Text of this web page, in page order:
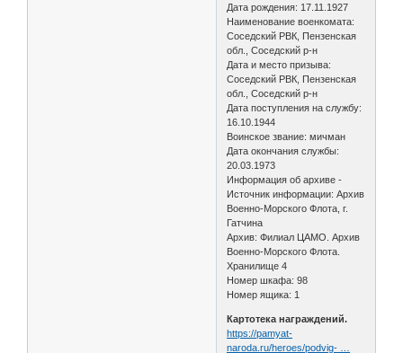
Дата рождения: 17.11.1927
Наименование военкомата:
Соседский РВК, Пензенская
обл., Соседский р-н
Дата и место призыва:
Соседский РВК, Пензенская
обл., Соседский р-н
Дата поступления на службу:
16.10.1944
Воинское звание: мичман
Дата окончания службы:
20.03.1973
Информация об архиве -
Источник информации: Архив
Военно-Морского Флота, г.
Гатчина
Архив: Филиал ЦАМО. Архив
Военно-Морского Флота.
Хранилище 4
Номер шкафа: 98
Номер ящика: 1
Картотека награждений.
https://pamyat-
naroda.ru/heroes/podvig- …